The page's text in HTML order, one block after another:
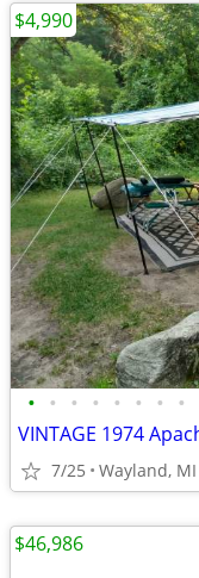
• • • • • • • •
7/25 Wayland, MI
$4,990
$46,986